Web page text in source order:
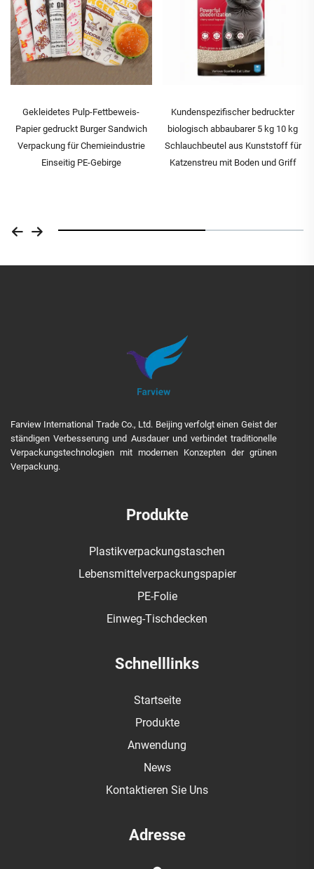
Gekleidetes Pulp-Fettbeweis-
Papier gedruckt Burger Sandwich
Verpackung für Chemieindustrie
Einseitig PE-Gebirge
Kundenspezifischer bedruckter
biologisch abbaubarer 5 kg 10 kg
Schlauchbeutel aus Kunststoff für
Katzenstreu mit Boden und Griff
Farview International Trade Co., Ltd. Beijing verfolgt einen Geist der
ständigen Verbesserung und Ausdauer und verbindet traditionelle
Verpackungstechnologien mit modernen Konzepten der grünen
Verpackung.
Produkte
Plastikverpackungstaschen
Lebensmittelverpackungspapier
PE-Folie
Einweg-Tischdecken
Schnelllinks
Startseite
Produkte
Anwendung
News
Kontaktieren Sie Uns
Adresse